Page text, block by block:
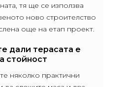
тя ще се използва
ново строителство
още на етап проект.
дали терасата е
стойност
няколко практични